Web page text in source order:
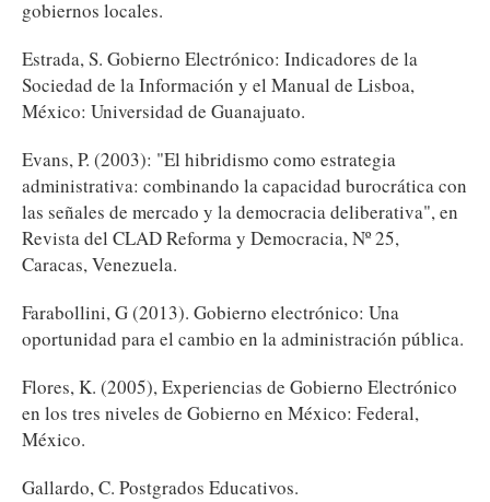
gobiernos locales.
Estrada, S. Gobierno Electrónico: Indicadores de la
Sociedad de la Información y el Manual de Lisboa,
México: Universidad de Guanajuato.
Evans, P. (2003): "El hibridismo como estrategia
administrativa: combinando la capacidad burocrática con
las señales de mercado y la democracia deliberativa", en
Revista del CLAD Reforma y Democracia, Nº 25,
Caracas, Venezuela.
Farabollini, G (2013). Gobierno electrónico: Una
oportunidad para el cambio en la administración pública.
Flores, K. (2005), Experiencias de Gobierno Electrónico
en los tres niveles de Gobierno en México: Federal,
México.
Gallardo, C. Postgrados Educativos.